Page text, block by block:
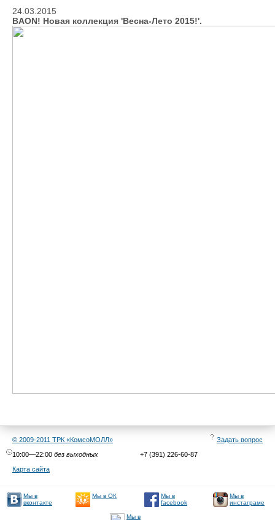
24.03.2015
BAON! Новая коллекция 'Весна-Лето 2015!'.
© 2009-2011 ТРК «КомсоМОЛЛ»
Задать вопрос
10:00—22:00 без выходных
+7 (391) 226-60-87
Карта сайта
Мы в
вконтакте
Мы в ОК
Мы в
facebook
Мы в
инстаграме
Мы в